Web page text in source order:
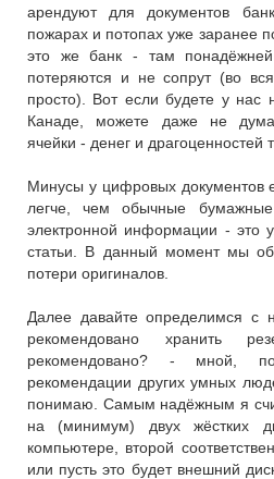
арендуют для документов
пожарах и потопах уже заранее
это же банк - там
потеряются и не сопрут (во
просто). Вот если будете у
Канаде, можете даже не
ячейки - денег и драгоценностей
Минусы у цифровых документов
легче, чем обычные
электронной информации - это
статьи. В данный момент мы
потери оригиналов.
Далее давайте определимся с
рекомендовано хранить
рекомендовано? - мной,
рекомендации других умных
понимаю. Самым надёжным я
на (минимум) двух жёстких
компьютере, второй
или пусть это будет внешний